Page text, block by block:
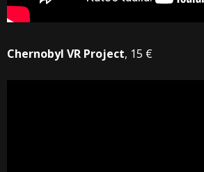
Chernobyl VR Project, 15 €